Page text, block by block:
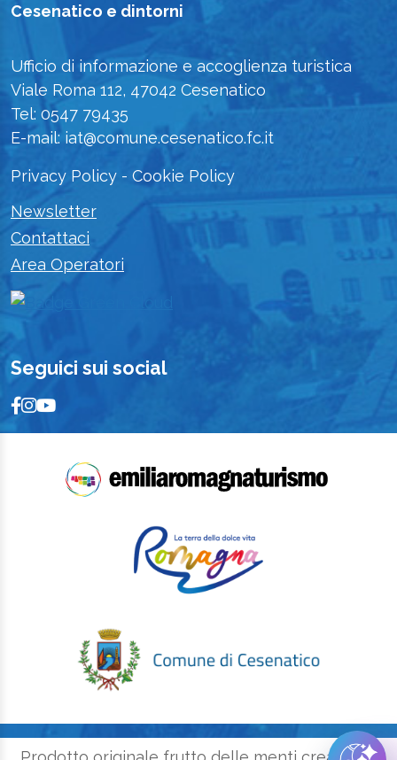
Cesenatico e dintorni
Ufficio di informazione e accoglienza turistica
Viale Roma 112, 47042 Cesenatico
Tel: 0547 79435
E-mail: iat@comune.cesenatico.fc.it
Privacy Policy - Cookie Policy
Newsletter
Contattaci
Area Operatori
Seguici sui social